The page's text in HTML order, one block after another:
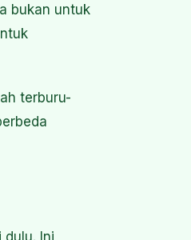
bukan untuk
terburu-
Ini